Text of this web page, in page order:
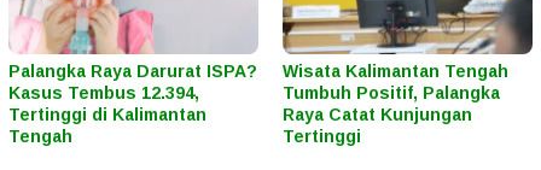
Palangka Raya Darurat ISPA?
Kasus Tembus 12.394,
Tertinggi di Kalimantan
Tengah
Wisata Kalimantan Tengah
Tumbuh Positif, Palangka
Raya Catat Kunjungan
Tertinggi